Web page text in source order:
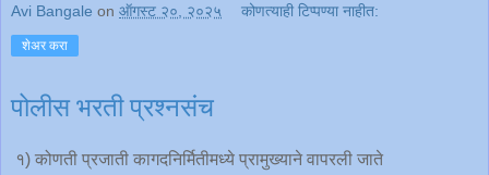
Avi Bangale on ऑगस्ट २०, २०२५ कोणत्याही टिप्पण्‍या नाहीत:
शेअर करा
पोलीस भरती प्रश्नसंच
१) कोणती प्रजाती कागदनिर्मितीमध्ये प्रामुख्याने वापरली जाते